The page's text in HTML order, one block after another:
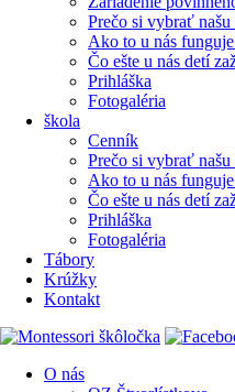
Prečo si vybrať našu
Ako to u nás
Čo ešte u nás detí
Prihláška
Fotogaléria
škola
Cenník
Prečo si vybrať našu
Ako to u nás
Čo ešte u nás detí
Prihláška
Fotogaléria
Tábory
Krúžky
Kontakt
O nás